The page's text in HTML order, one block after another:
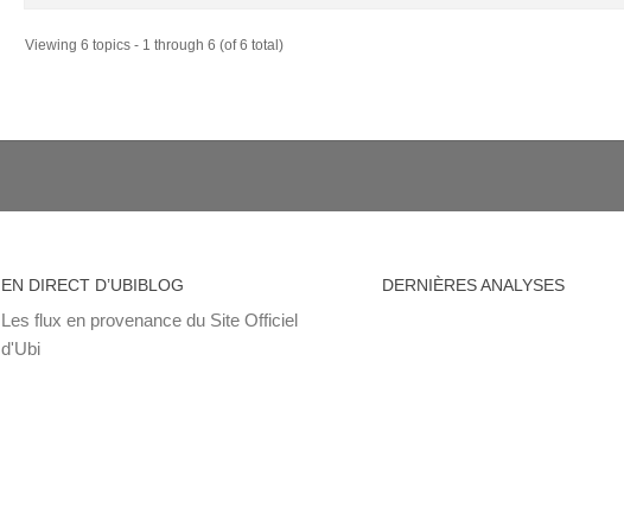
Viewing 6 topics - 1 through 6 (of 6 total)
EN DIRECT D’UBIBLOG
Les flux en provenance du Site Officiel
d'Ubi
DERNIÈRES ANALYSES